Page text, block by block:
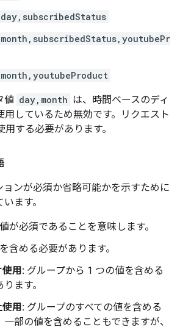
値 day,month は、時間ベースのディ
用しているため無効です。リクエスト
する必要があります。
ョンが必須か省略可能かを示すために
ます。
が必須であることを意味します。
含める必要があります。
使用: グループから 1 つの値を含める
ます。
使用: グループのすべての値を含める
一部の値を含めることもできますが、